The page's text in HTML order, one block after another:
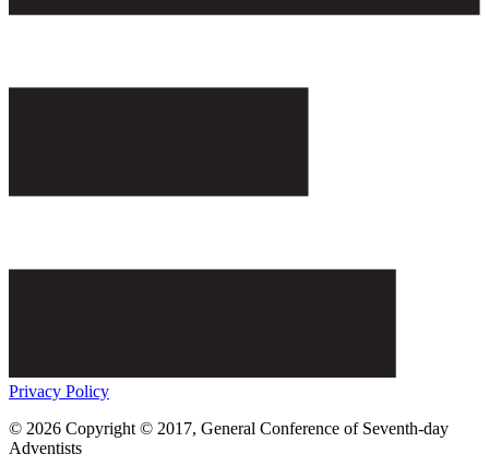
Privacy Policy
© 2026 Copyright © 2017, General Conference of Seventh-day
Adventists